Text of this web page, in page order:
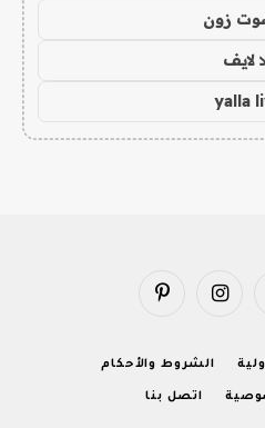
زون
لايف
yalla
الانستغرامبينتيريست
الشروط والأحكام
اتصل بنا